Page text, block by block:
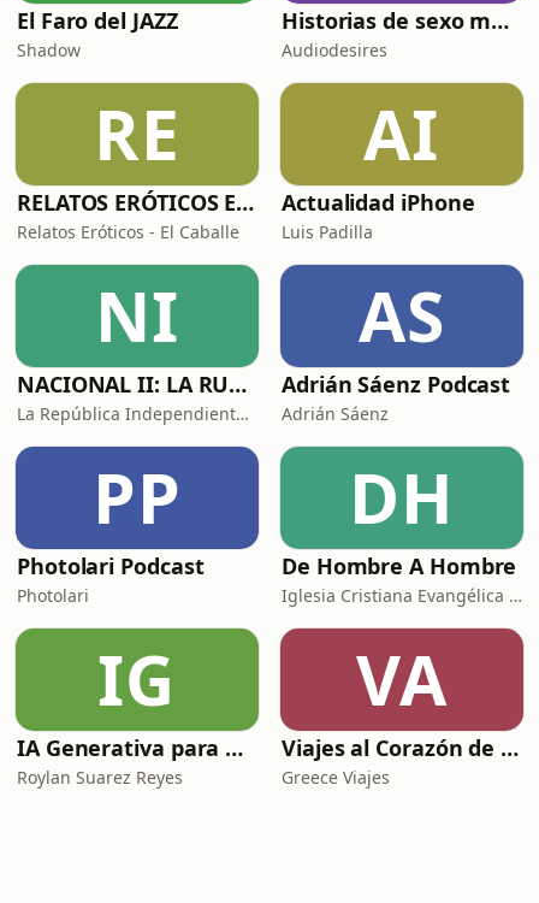
El Faro del JAZZ
Shadow
Historias de sexo muy intensas y calientes
Audiodesires
RE
RELATOS ERÓTICOS El Caballero Oscuro
Relatos Eróticos - El Caballe
AI
Actualidad iPhone
Luis Padilla
NI
NACIONAL II: LA RUTA DEL EXILIO
La República Independiente de la Radio
AS
Adrián Sáenz Podcast
Adrián Sáenz
PP
Photolari Podcast
Photolari
DH
De Hombre A Hombre
Iglesia Cristiana Evangélica de Chamartín
IG
IA Generativa para No Techs
Roylan Suarez Reyes
VA
Viajes al Corazón de la Historia
Greece Viajes